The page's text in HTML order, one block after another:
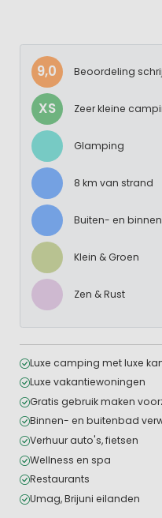
9,0 Beoordeling
XS Zeer kleine
Glamping
8 km van strand
Buiten- en
Klein & Groen
Zen & Rust
Luxe camping met luxe
Luxe vakantiewoningen
Gratis gebruik maken
Binnen- en buitenbad
Verhuur auto's, fietsen
Wellness en spa
Restaurants
Umag, Brijuni eilanden